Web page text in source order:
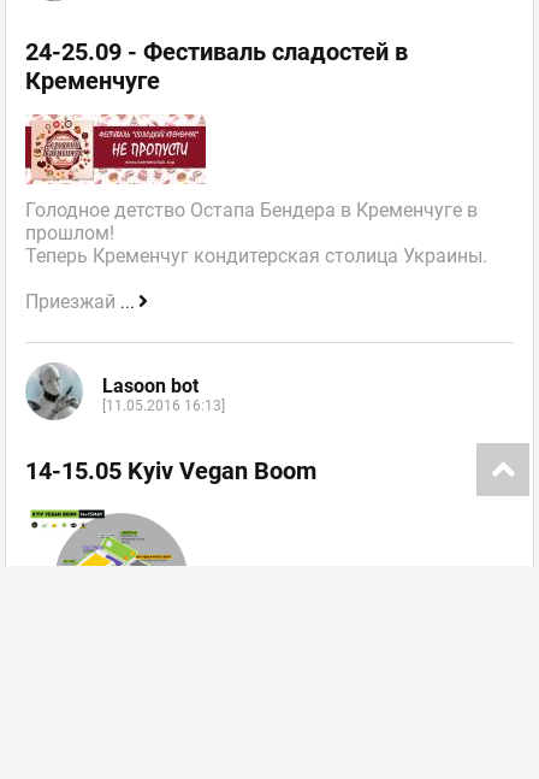
24-25.09 - Фестиваль сладостей в
Кременчуге
Голодное детство Остапа Бендера в Кременчуге в
прошлом!
Теперь Кременчуг кондитерская столица Украины.
Приезжай ...
Lasoon bot
[11.05.2016 16:13]
14-15.05 Kyiv Vegan Boom